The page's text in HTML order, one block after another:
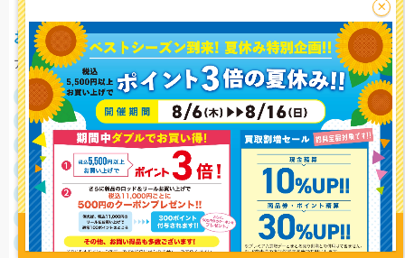
釣り情報を
投稿する
お客様釣果情報‼霞釣り公園でサビキ釣り！！
アジ、サッパが釣れています！！
釣行日
2026/08/03
釣行時間
05:00～08:30
釣場
霞埠頭 霞釣り公園
ポイント
釣魚
アジ
釣り方
サビキ釣り
釣果
アジ沢山
×